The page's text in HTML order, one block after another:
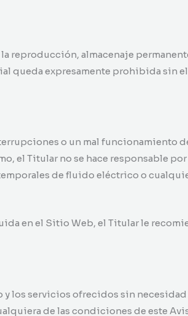
reproducción, almacenaje
queda expresamente prohibida sin
o un mal funcionamiento
el Titular no se hace responsable por
de fluido eléctrico o
en el Sitio Web, el Titular le
y los servicios ofrecidos sin necesidad
de las condiciones de este